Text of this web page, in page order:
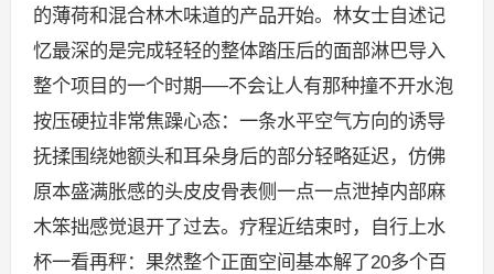
的薄荷和混合林木味道的产品开始。林女士自述记
忆最深的是完成轻轻的整体踏压后的面部淋巴导入
整个项目的一个时期──不会让人有那种撞不开水泡
按压硬拉非常焦躁心态：一条水平空气方向的诱导
抚揉围绕她额头和耳朵身后的部分轻略延迟，仿佛
原本盛满胀感的头皮皮骨表侧一点一点泄掉内部麻
木笨拙感觉退开了过去。疗程近结束时，自行上水
杯一看再秤：果然整个正面空间基本解了20多个百